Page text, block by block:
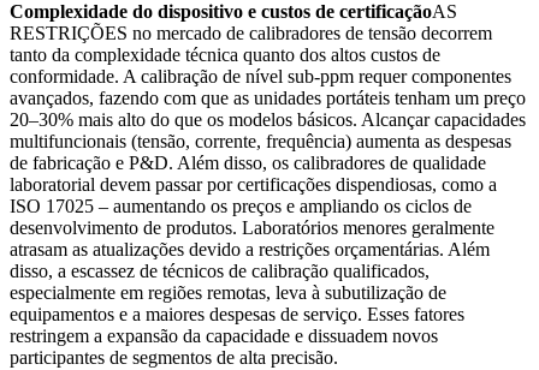
Complexidade do dispositivo e custos de certificaçãoAS
RESTRIÇÕES no mercado de calibradores de tensão decorrem
tanto da complexidade técnica quanto dos altos custos de
conformidade. A calibração de nível sub-ppm requer componentes
avançados, fazendo com que as unidades portáteis tenham um preço
20–30% mais alto do que os modelos básicos. Alcançar capacidades
multifuncionais (tensão, corrente, frequência) aumenta as despesas
de fabricação e P&D. Além disso, os calibradores de qualidade
laboratorial devem passar por certificações dispendiosas, como a
ISO 17025 – aumentando os preços e ampliando os ciclos de
desenvolvimento de produtos. Laboratórios menores geralmente
atrasam as atualizações devido a restrições orçamentárias. Além
disso, a escassez de técnicos de calibração qualificados,
especialmente em regiões remotas, leva à subutilização de
equipamentos e a maiores despesas de serviço. Esses fatores
restringem a expansão da capacidade e dissuadem novos
participantes de segmentos de alta precisão.